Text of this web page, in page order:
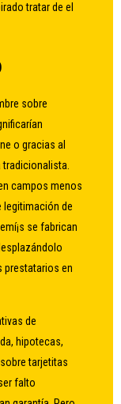
tratar de el
sobre
o gracias al
campos menos
de
se fabrican
prestatarios en
de
hipotecas,
tarjetitas
falto